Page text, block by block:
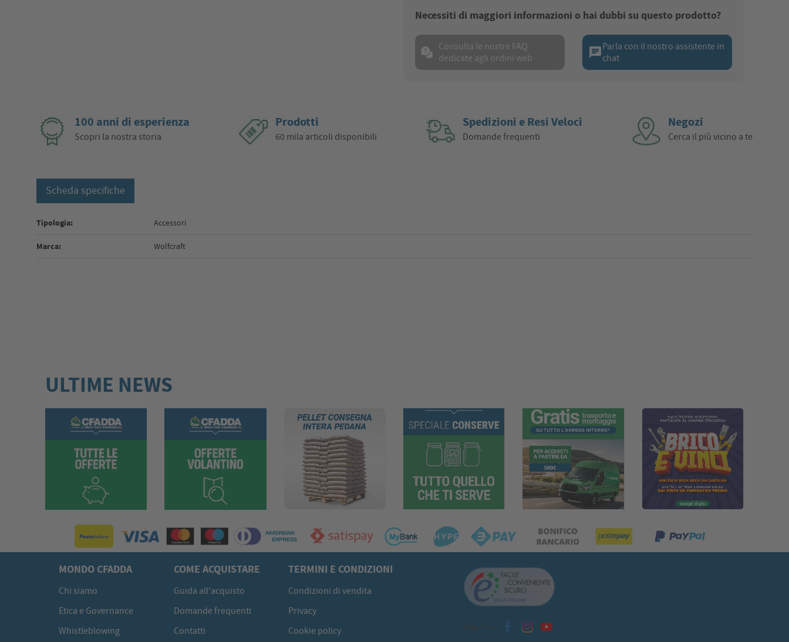
Necessiti di maggiori informazioni o hai dubbi su questo prodotto?
Consulta le nostre FAQ
dedicate agli ordini web
chatParla con il nostro assistente in
chat
100 anni di esperienza
Scopri la nostra storia
Prodotti
60 mila articoli disponibili
Spedizioni e Resi Veloci
Domande frequenti
Negozi
Cerca il più vicino a te
Scheda specifiche
Tipologia: Accessori
Marca: Wolfcraft
ULTIME NEWS
MONDO CFADDA
Chi siamo
Etica e Governance
Whistleblowing
COME ACQUISTARE
Guida all'acquisto
Domande frequenti
Contatti
TERMINI E CONDIZIONI
Condizioni di vendita
Privacy
Cookie policy
Seguici su